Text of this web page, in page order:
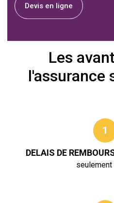
Devis en ligne
Les
l'assurance
1
DELAIS DE
seulement